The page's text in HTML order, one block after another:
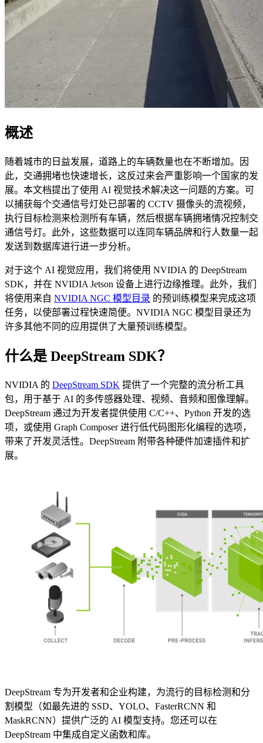
概述
随着城市的日益发展，道路上的车辆数量也在不断增加。因
此，交通拥堵也快速增长，这反过来会严重影响一个国家的发
展。本文档提出了使用 AI 视觉技术解决这一问题的方案。可
以捕获每个交通信号灯处已部署的 CCTV 摄像头的流视频，
执行目标检测来检测所有车辆，然后根据车辆拥堵情况控制交
通信号灯。此外，这些数据可以连同车辆品牌和行人数量一起
发送到数据库进行进一步分析。
对于这个 AI 视觉应用，我们将使用 NVIDIA 的 DeepStream
SDK，并在 NVIDIA Jetson 设备上进行边缘推理。此外，我们
将使用来自 NVIDIA NGC 模型目录 的预训练模型来完成这项
任务，以使部署过程快速简便。NVIDIA NGC 模型目录还为
许多其他不同的应用提供了大量预训练模型。
什么是 DeepStream SDK？
NVIDIA 的 DeepStream SDK 提供了一个完整的流分析工具
包，用于基于 AI 的多传感器处理、视频、音频和图像理解。
DeepStream 通过为开发者提供使用 C/C++、Python 开发的选
项，或使用 Graph Composer 进行低代码图形化编程的选项，
带来了开发灵活性。DeepStream 附带各种硬件加速插件和扩
展。
DeepStream 专为开发者和企业构建，为流行的目标检测和分
割模型（如最先进的 SSD、YOLO、FasterRCNN 和
MaskRCNN）提供广泛的 AI 模型支持。您还可以在
DeepStream 中集成自定义函数和库。